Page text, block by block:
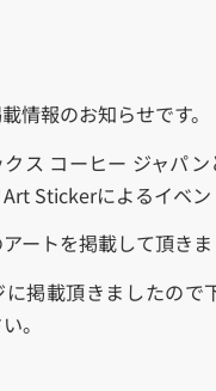
情報のお知らせです。
ス コーヒー ジャパン
Stickerによるイベ
ートを掲載して頂きま
掲載頂きましたので
。